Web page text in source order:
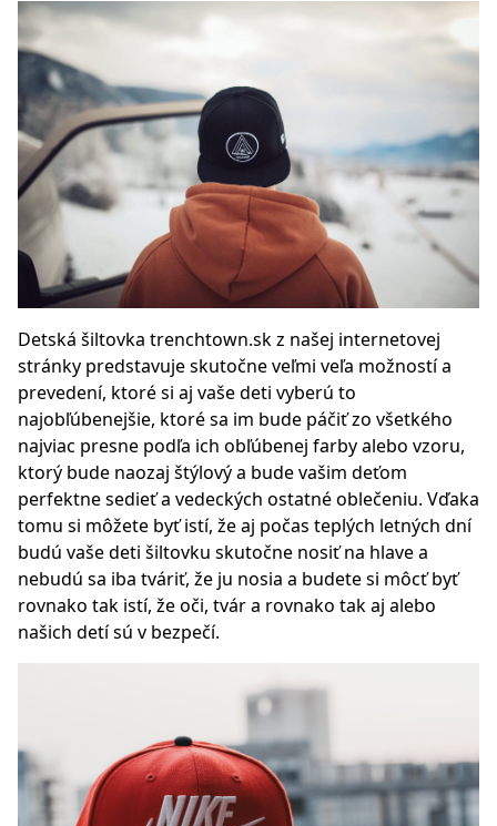
Detská šiltovka trenchtown.skz našej internetovej
stránky predstavuje skutočne veľmi veľa možností a
prevedení, ktoré si aj vaše deti vyberú to
najobľúbenejšie, ktoré sa im bude páčiť zo všetkého
najviac presne podľa ich obľúbenej farby alebo vzoru,
ktorý bude naozaj štýlový a bude vašim deťom
perfektne sedieť a vedeckých ostatné oblečeniu. Vďaka
tomu si môžete byť istí, že aj počas teplých letných dní
budú vaše deti šiltovku skutočne nosiť na hlave a
nebudú sa iba tváriť, že ju nosia a budete si môcť byť
rovnako tak istí, že oči, tvár a rovnako tak aj alebo
našich detí sú v bezpečí.